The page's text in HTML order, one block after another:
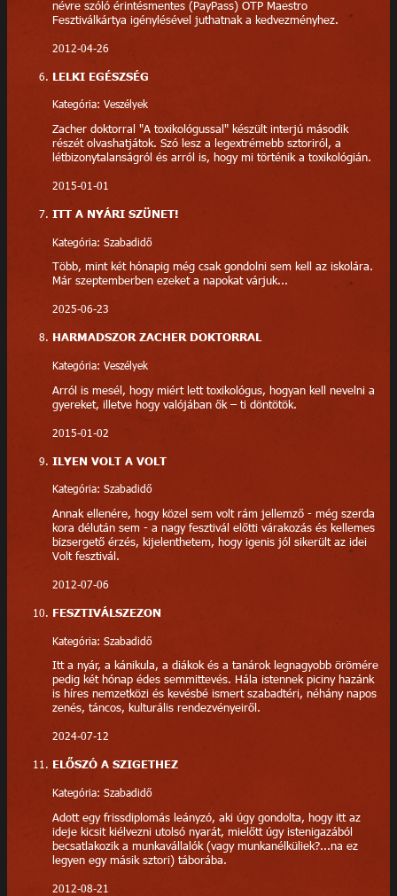
névre szóló érintésmentes (PayPass) OTP Maestro
Fesztiválkártya igénylésével juthatnak a kedvezményhez.
2012-04-26
LELKI EGÉSZSÉG
Kategória: Veszélyek
Zacher doktorral "A toxikológussal" készült interjú második
részét olvashatjátok. Szó lesz a legextrémebb sztoriról, a
létbizonytalanságról és arról is, hogy mi történik a toxikológián.
2015-01-01
ITT A NYÁRI SZÜNET!
Kategória: Szabadidő
Több, mint két hónapig még csak gondolni sem kell az iskolára.
Már szeptemberben ezeket a napokat várjuk...
2025-06-23
HARMADSZOR ZACHER DOKTORRAL
Kategória: Veszélyek
Arról is mesél, hogy miért lett toxikológus, hogyan kell nevelni a
gyereket, illetve hogy valójában ők – ti döntötök.
2015-01-02
ILYEN VOLT A VOLT
Kategória: Szabadidő
Annak ellenére, hogy közel sem volt rám jellemző - még szerda
kora délután sem - a nagy fesztivál előtti várakozás és kellemes
bizsergető érzés, kijelenthetem, hogy igenis jól sikerült az idei
Volt fesztivál.
2012-07-06
FESZTIVÁLSZEZON
Kategória: Szabadidő
Itt a nyár, a kánikula, a diákok és a tanárok legnagyobb örömére
pedig két hónap édes semmittevés. Hála istennek piciny hazánk
is híres nemzetközi és kevésbé ismert szabadtéri, néhány napos
zenés, táncos, kulturális rendezvényeiről.
2024-07-12
ELŐSZÓ A SZIGETHEZ
Kategória: Szabadidő
Adott egy frissdiplomás leányzó, aki úgy gondolta, hogy itt az
ideje kicsit kiélvezni utolsó nyarát, mielőtt úgy istenigazából
becsatlakozik a munkavállalók (vagy munkanélküliek?...na ez
legyen egy másik sztori) táborába.
2012-08-21